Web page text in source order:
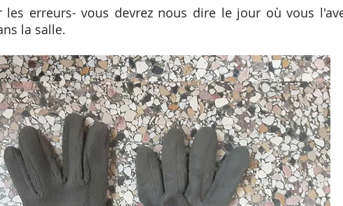
erreurs- vous devrez nous dire le jour où vous
la salle.